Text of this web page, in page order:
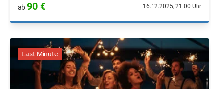
ab90 € 16.12.2025, 21.00 Uhr
Last Minute